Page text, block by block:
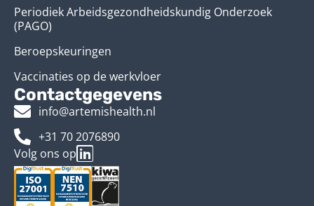
Periodiek Arbeidsgezondheidskundig Onderzoek
(PAGO)
Beroepskeuringen
Vaccinaties op de werkvloer
Contactgegevens
info@artemishealth.nl
+31 70 2076890
Volg ons op